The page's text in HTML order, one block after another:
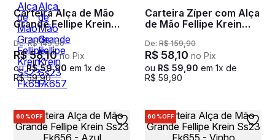
Carteira Alça de Mão
Grande Fellipe Krein
Ss23 Fk657 Marrom -
Nude
De:R$ 149,90
R$58,10no Pix
ouR$ 59,90 em 1x de
R$ 59,90
Carteira Zíper com Alça
de Mão Fellipe Krein
Pink
De: R$ 159,90
R$ 58,10 no Pix
ou R$ 59,90 em 1x de
R$ 59,90
60%OFF 60%OFF